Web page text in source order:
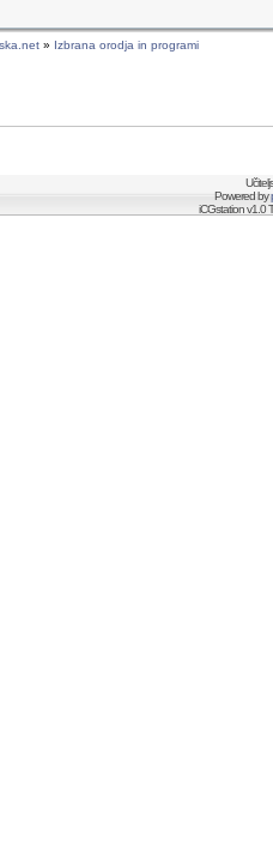
» Izbrana orodja in programi
Powered by
iCGstation v1.0